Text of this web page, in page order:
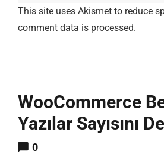
This site uses Akismet to reduce
comment data is processed.
WooCommerce
Yazılar Sayısını
0